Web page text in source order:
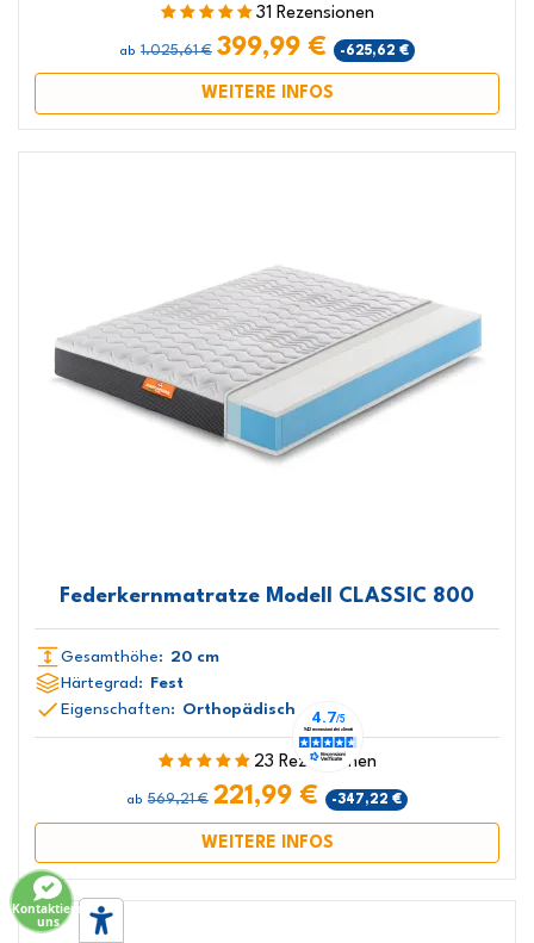
31 Rezensionen
ab 1.025,61 € 399,99 € -625,62 €
WEITERE INFOS
Federkernmatratze Modell CLASSIC 800
Gesamthöhe: 20 cm
Härtegrad:
Fest
Eigenschaften: Orthopädisch
23 Rezensionen
ab 569,21 € 221,99 € -347,22 €
WEITERE INFOS
Kontaktiere
uns